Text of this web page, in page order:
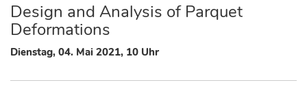
Design and Analysis of Parquet
Deformations
Dienstag, 04. Mai 2021, 10 Uhr